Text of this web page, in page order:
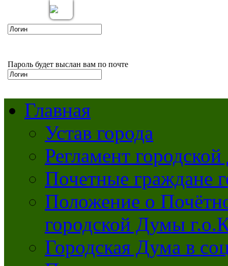
Версия для слабовидящих:
Пароль будет выслан вам по почте
Главная
Устав города
Регламент
Почетные граждане
Положение о
городской Думы
Городская Дума в